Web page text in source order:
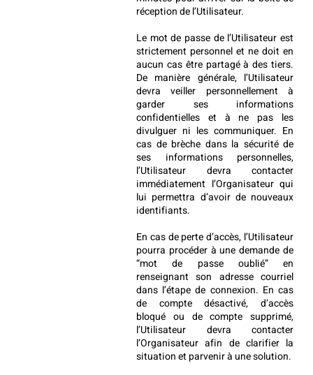
réception de l’Utilisateur.
Le mot de passe de l’Utilisateur est
strictement personnel et ne doit en
aucun cas être partagé à des tiers.
De manière générale, l’Utilisateur
devra veiller personnellement à
garder ses informations
confidentielles et à ne pas les
divulguer ni les communiquer. En
cas de brèche dans la sécurité de
ses informations personnelles,
l’Utilisateur devra contacter
immédiatement l’Organisateur qui
lui permettra d’avoir de nouveaux
identifiants.
En cas de perte d’accès, l’Utilisateur
pourra procéder à une demande de
“mot de passe oublié” en
renseignant son adresse courriel
dans l’étape de connexion. En cas
de compte désactivé, d’accès
bloqué ou de compte supprimé,
l’Utilisateur devra contacter
l’Organisateur afin de clarifier la
situation et parvenir à une solution.